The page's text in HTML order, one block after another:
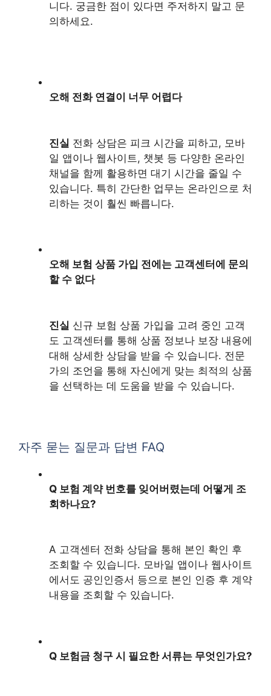
니다. 궁금한 점이 있다면 주저하지 말고 문
의하세요.
오해 전화 연결이 너무 어렵다
진실 전화 상담은 피크 시간을 피하고, 모바
일 앱이나 웹사이트, 챗봇 등 다양한 온라인
채널을 함께 활용하면 대기 시간을 줄일 수
있습니다. 특히 간단한 업무는 온라인으로 처
리하는 것이 훨씬 빠릅니다.
오해 보험 상품 가입 전에는 고객센터에 문의
할 수 없다
진실 신규 보험 상품 가입을 고려 중인 고객
도 고객센터를 통해 상품 정보나 보장 내용에
대해 상세한 상담을 받을 수 있습니다. 전문
가의 조언을 통해 자신에게 맞는 최적의 상품
을 선택하는 데 도움을 받을 수 있습니다.
자주 묻는 질문과 답변 FAQ
Q 보험 계약 번호를 잊어버렸는데 어떻게 조
회하나요?
A 고객센터 전화 상담을 통해 본인 확인 후
조회할 수 있습니다. 모바일 앱이나 웹사이트
에서도 공인인증서 등으로 본인 인증 후 계약
내용을 조회할 수 있습니다.
Q 보험금 청구 시 필요한 서류는 무엇인가요?